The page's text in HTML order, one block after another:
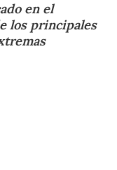
en el
los principales